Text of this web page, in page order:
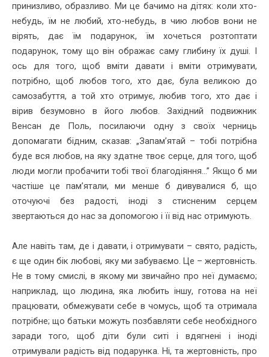
принизливо, образливо. Ми це бачимо на дітях: коли хто-
небудь, їм не любий, хто-небудь, в чию любов вони не
вірять, дає їм подарунок, їм хочеться розтоптати
подарунок, тому що він ображає саму глибину їх душі. І
ось для того, щоб вміти давати і вміти отримувати,
потрібно, щоб любов того, хто дає, була великою до
самозабуття, а той хто отримує, любив того, хто дає і
вірив безумовно в його любов. Західний подвижник
Венсан де Поль, посилаючи одну з своїх черниць
допомагати бідним, сказав: „Запам’ятай – тобі потрібна
буде вся любов, на яку здатне твоє серце, для того, щоб
люди могли пробачити тобі твої благодіяння...” Якщо б ми
частіше це пам’ятали, ми менше б дивувалися б, що
оточуючі без радості, іноді з стисненим серцем
звертаються до нас за допомогою і її від нас отримують.
Але навіть там, де і давати, і отримувати – свято, радість,
є ще один бік любові, яку ми забуваємо. Це – жертовність.
Не в тому смислі, в якому ми звичайно про неї думаємо;
наприклад, що людина, яка любить іншу, готова на неї
працювати, обмежувати себе в чомусь, щоб та отримала
потрібне; що батьки можуть позбавляти себе необхідного
заради того, щоб діти були ситі і вдягнені і іноді
отримували радість від подарунка. Ні, та жертовність, про